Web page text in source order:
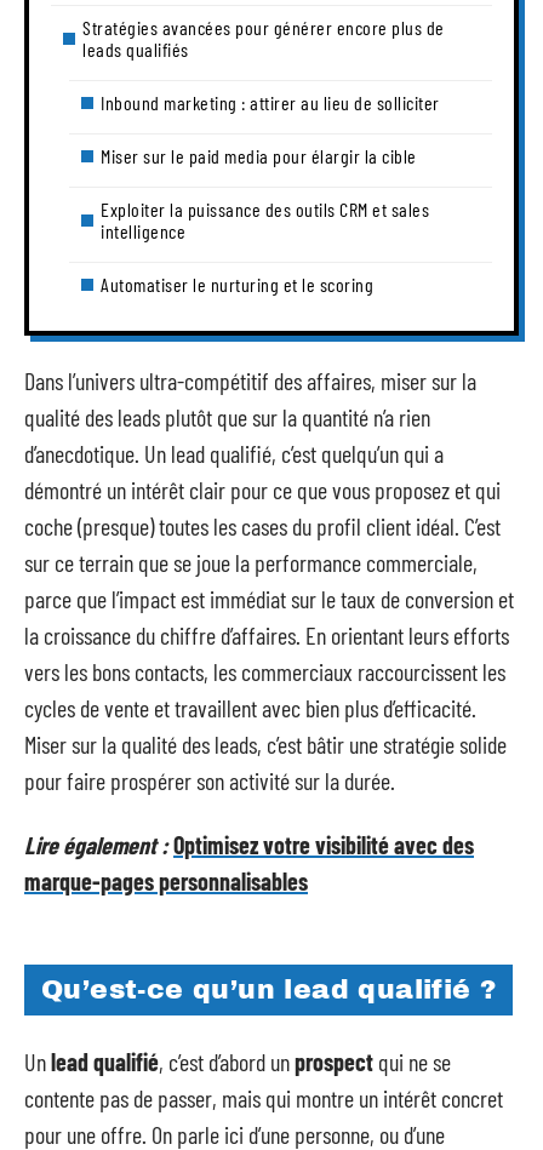
Stratégies avancées pour générer encore plus de
leads qualifiés
Inbound marketing : attirer au lieu de solliciter
Miser sur le paid media pour élargir la cible
Exploiter la puissance des outils CRM et sales
intelligence
Automatiser le nurturing et le scoring
Dans l’univers ultra-compétitif des affaires, miser sur la
qualité des leads plutôt que sur la quantité n’a rien
d’anecdotique. Un lead qualifié, c’est quelqu’un qui a
démontré un intérêt clair pour ce que vous proposez et qui
coche (presque) toutes les cases du profil client idéal. C’est
sur ce terrain que se joue la performance commerciale,
parce que l’impact est immédiat sur le taux de conversion et
la croissance du chiffre d’affaires. En orientant leurs efforts
vers les bons contacts, les commerciaux raccourcissent les
cycles de vente et travaillent avec bien plus d’efficacité.
Miser sur la qualité des leads, c’est bâtir une stratégie solide
pour faire prospérer son activité sur la durée.
Lire également :Optimisez votre visibilité avec des
marque-pages personnalisables
Qu’est-ce qu’un lead qualifié ?
Unlead qualifié, c’est d’abord unprospect qui ne se
contente pas de passer, mais qui montre un intérêt concret
pour une offre. On parle ici d’une personne, ou d’une